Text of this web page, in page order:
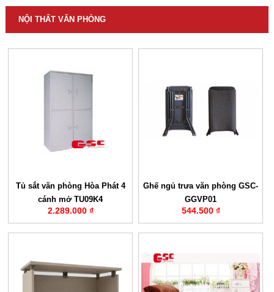
NỘI THẤT VĂN PHÒNG
Tủ sắt văn phòng Hòa Phát 4
cánh mở TU09K4
2.289.000 ₫
Ghế ngủ trưa văn phòng GSC-
GGVP01
544.500 ₫